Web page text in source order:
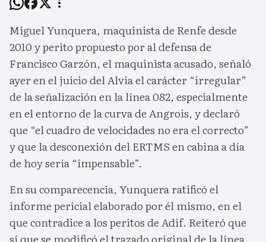
Miguel Yunquera, maquinista de Renfe desde
2010 y perito propuesto por al defensa de
Francisco Garzón, el maquinista acusado, señaló
ayer en el juicio del Alvia el carácter “irregular”
de la señalización en la línea 082, especialmente
en el entorno de la curva de Angrois, y declaró
que “el cuadro de velocidades no era el correcto”
y que la desconexión del ERTMS en cabina a día
de hoy sería “impensable”.
En su comparecencia, Yunquera ratificó el
informe pericial elaborado por él mismo, en el
que contradice a los peritos de Adif. Reiteró que